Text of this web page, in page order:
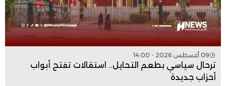
09 أغسطس 2026 - 14:00
ترحال سياسي بطعم التحايل.. استقالات تفتح أبواب
أحزاب جديدة